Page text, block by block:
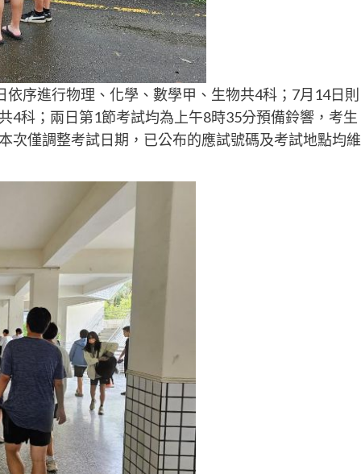
序進行物理、化學、數學甲、生物共4科；7月14日則
4科；兩日第1節考試均為上午8時35分預備鈴響，考生
次僅調整考試日期，已公布的應試號碼及考試地點均維